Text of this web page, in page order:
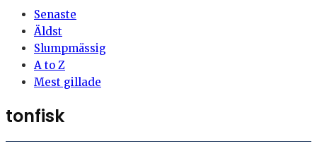
Senaste
Äldst
Slumpmässig
A to Z
Mest gillade
tonfisk